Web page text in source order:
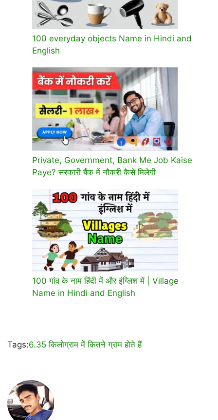
100 everyday objects Name in Hindi and
English
Private, Government, Bank Me Job Kaise
Paye? सरकारी बैंक में नौकरी कैसे मिलेगी
100 गांव के नाम हिंदी में और इंग्लिश में | Village
Name in Hindi and English
Tags:6.35 किलोग्राम में कितने ग्राम होते हैं